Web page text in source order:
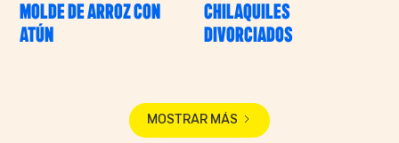
MOLDE DE ARROZ CON
ATÚN
CHILAQUILES
DIVORCIADOS
MOSTRAR MÁS